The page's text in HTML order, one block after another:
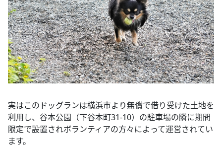
実はこのドッグランは横浜市より無償で借り受けた土地を
利用し、谷本公園（下谷本町31-10）の駐車場の隣に期間
限定で設置されボランティアの方々によって運営されてい
ます。